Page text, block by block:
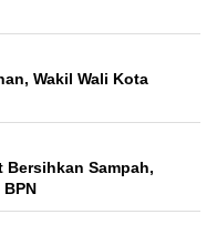
Wakil Wali Kota
Bersihkan Sampah,